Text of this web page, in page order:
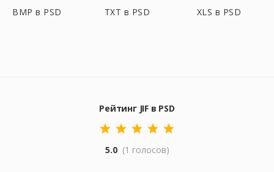
BMP в PSD TXT в PSD XLS в PSD
Рейтинг JIF в PSD
5.0 (1 голосов)